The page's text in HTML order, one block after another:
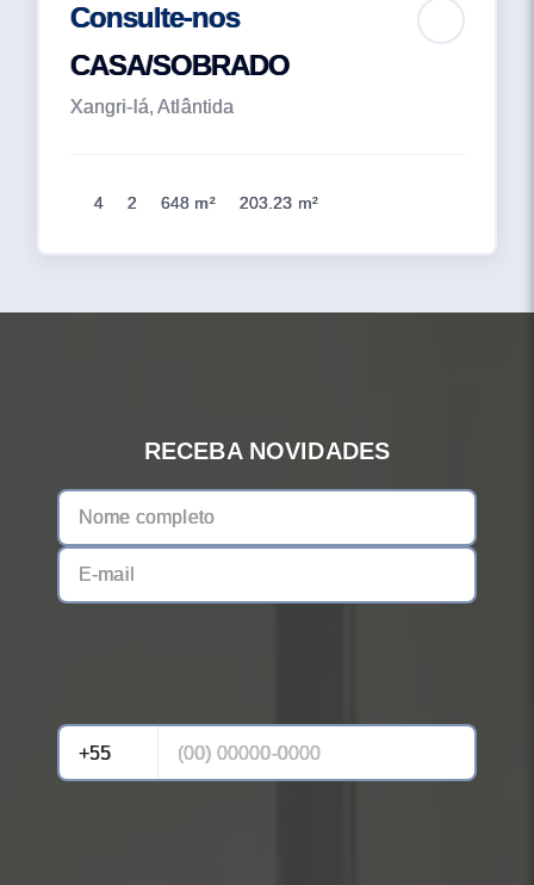
Consulte-nos
CASA/SOBRADO
Xangri-lá, Atlântida
4 2 648 m² 203.23 m²
RECEBA NOVIDADES